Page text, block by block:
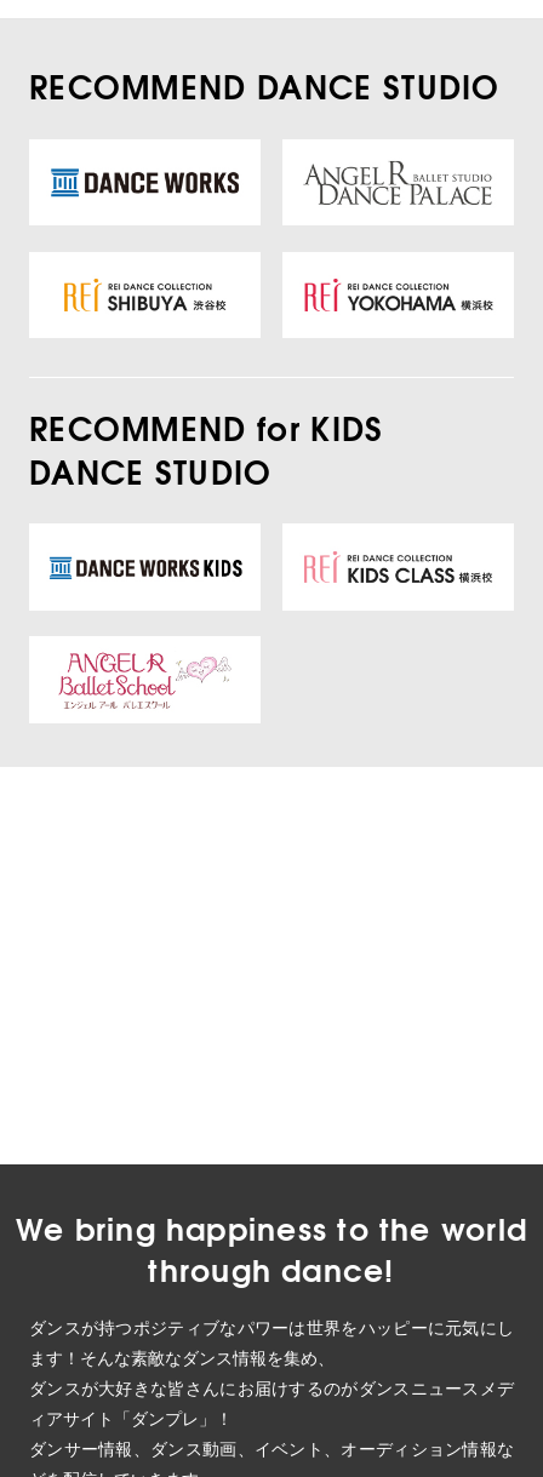
RECOMMEND DANCE STUDIO
RECOMMEND for KIDS
DANCE STUDIO
We bring happiness to the world
through dance!
ダンスが持つポジティブなパワーは世界をハッピーに元気にし
ます！そんな素敵なダンス情報を集め、
ダンスが大好きな皆さんにお届けするのがダンスニュースメデ
ィアサイト「ダンプレ」！
ダンサー情報、ダンス動画、イベント、オーディション情報な